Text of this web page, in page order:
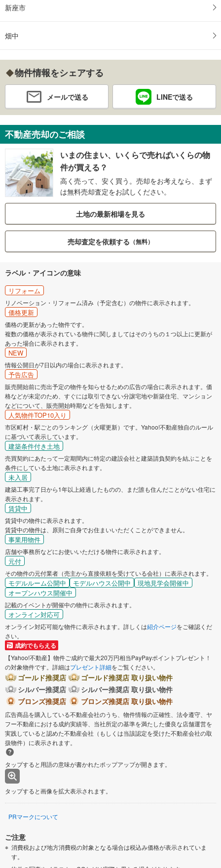
新座市
畑中
物件情報をシェアする
メールで送る LINEで送る
不動産売却のご相談
いまの住まい、いくらで売ればいくらの物
件が買える？
高く売って、安く買う。売却をお考えなら、まず
は無料売却査定をお試しください。
土地の最新相場を見る
売却査定を依頼する （無料）
ラベル・アイコンの意味
リフォーム
リノベーション・リフォーム済み（予定含む）の物件に表示されます。
価格更新
価格の更新があった物件です。
複数の価格が表示されている物件に関しましてはそのうちの１つ以上に更新が
あった場合に表示されます。
NEW
情報公開日が7日以内の場合に表示されます。
予告広告
販売開始前に売出予定の物件を知らせるための広告の場合に表示されます。価
格などが未定のため、すぐには取引できない分譲宅地や新築住宅、マンション
などについて、販売開始時期などを告知します。
人気物件TOP10入り
市区町村・駅ごとのランキング（火曜更新）です。Yahoo!不動産独自のルール
に基づいて表示しています。
建築条件付き土地
売買契約にあたって一定期間内に特定の建設会社と建築請負契約を結ぶことを
条件にしている土地に表示されます。
未入居
建築工事完了日から1年以上経過したものの、まだ誰も住んだことがない住宅に
表示されます。
賃貸中
賃貸中の物件に表示されます。
賃貸中の物件は、原則ご自身でお住まいいただくことができません。
事業用物件
店舗や事務所などにお使いいただける物件に表示されます。
元付
その物件の元付業者（売主から直接依頼を受けている会社）に表示されます。
モデルルーム公開中 モデルハウス公開中
現地見学会開催中
オープンハウス開催中
記載のイベントが開催中の物件に表示されます。
オンライン対応可
オンライン対応可能な物件に表示されます。詳しくは紹介ページをご確認くだ
さい。
成約でもらえる
【Yahoo!不動産】物件ご成約で最大20万円相当PayPayポイントプレゼント！
の対象物件です。詳細はプレゼント詳細をご覧ください。
ゴールド推奨店
ゴールド推奨店 取り扱い物件
シルバー推奨店
シルバー推奨店 取り扱い物件
ブロンズ推奨店
ブロンズ推奨店 取り扱い物件
広告商品を購入している不動産会社のうち、物件情報の正確性、法令遵守、ヤ
フー不動産における成約実績等、当社所定の基準を満たした優良な店舗運営を
実践していると認めた不動産会社（もしくは当該認定を受けた不動産会社の取
扱物件）に表示されます。
タップすると用語の意味が書かれたポップアップが開きます。
タップすると画像を拡大表示されます。
PRマークについて
ご注意
消費税および地方消費税の対象となる場合は税込み価格が表示されていま
す。